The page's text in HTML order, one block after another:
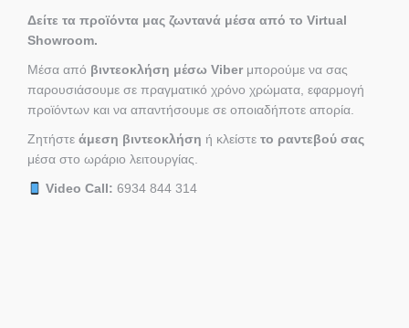
Δείτε τα προϊόντα μας ζωντανά μέσα από το Virtual
Showroom.
Μέσα από βιντεοκλήση μέσω Viber μπορούμε να σας
παρουσιάσουμε σε πραγματικό χρόνο χρώματα, εφαρμογή
προϊόντων και να απαντήσουμε σε οποιαδήποτε απορία.
Ζητήστε άμεση βιντεοκλήση ή κλείστε το ραντεβού σας
μέσα στο ωράριο λειτουργίας.
Video Call: 6934 844 314